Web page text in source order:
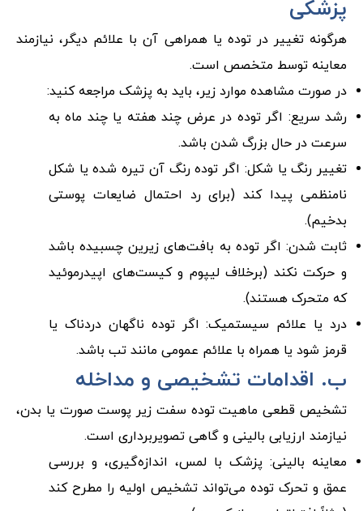
پزشکی
هرگونه تغییر در توده یا همراهی آن با علائم دیگر، نیازمند
معاینه توسط متخصص است.
در صورت مشاهده موارد زیر، باید به پزشک مراجعه کنید:
رشد سریع: اگر توده در عرض چند هفته یا چند ماه به
سرعت در حال بزرگ شدن باشد.
تغییر رنگ یا شکل: اگر توده رنگ آن تیره شده یا شکل
نامنظمی پیدا کند (برای رد احتمال ضایعات پوستی
بدخیم).
ثابت شدن: اگر توده به بافت‌های زیرین چسبیده باشد
و حرکت نکند (برخلاف لیپوم و کیست‌های اپیدرموئید
که متحرک هستند).
درد یا علائم سیستمیک: اگر توده ناگهان دردناک یا
قرمز شود یا همراه با علائم عمومی مانند تب باشد.
ب. اقدامات تشخیصی و مداخله
تشخیص قطعی ماهیت توده سفت زیر پوست صورت یا بدن،
نیازمند ارزیابی بالینی و گاهی تصویربرداری است.
معاینه بالینی: پزشک با لمس، اندازه‌گیری، و بررسی
عمق و تحرک توده می‌تواند تشخیص اولیه را مطرح کند